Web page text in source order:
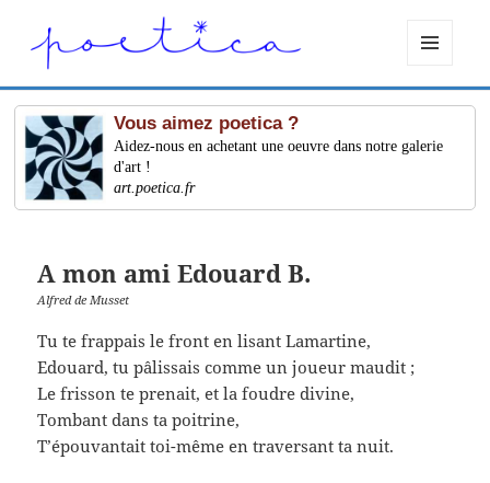
ET
WIDGETS
Vous aimez poetica ?
Aidez-nous en achetant une oeuvre dans notre galerie
d'art !
art.poetica.fr
A mon ami Edouard B.
Alfred de Musset
Tu te frappais le front en lisant Lamartine,
Edouard, tu pâlissais comme un joueur maudit ;
Le frisson te prenait, et la foudre divine,
Tombant dans ta poitrine,
T’épouvantait toi-même en traversant ta nuit.